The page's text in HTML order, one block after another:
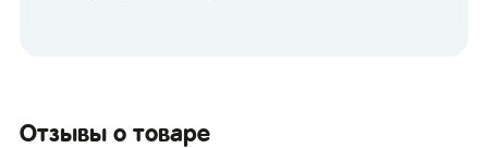
Отзывы о товаре